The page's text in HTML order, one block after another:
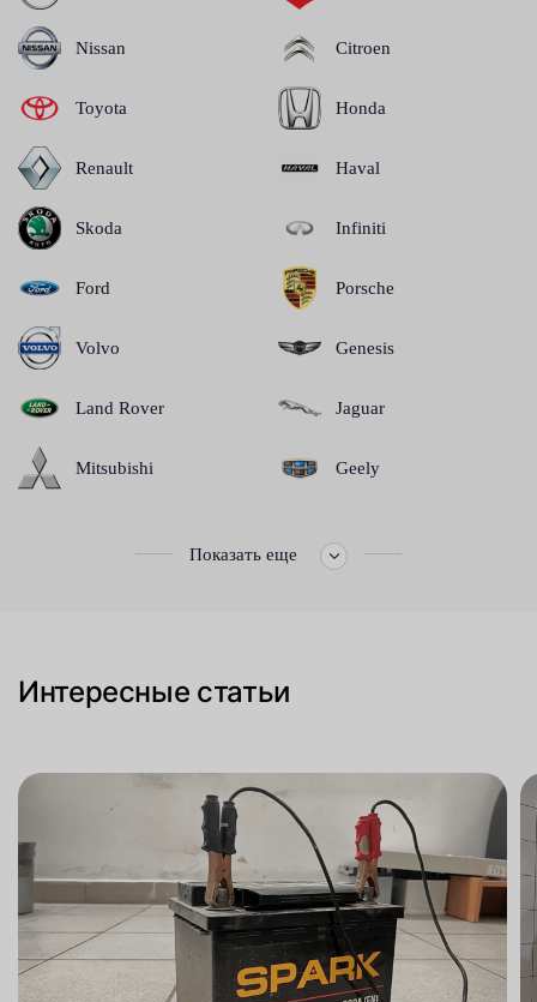
Nissan
Toyota
Renault
Skoda
Ford
Volvo
Land Rover
Mitsubishi
Citroen
Honda
Haval
Infiniti
Porsche
Genesis
Jaguar
Geely
Показать еще
Интересные статьи